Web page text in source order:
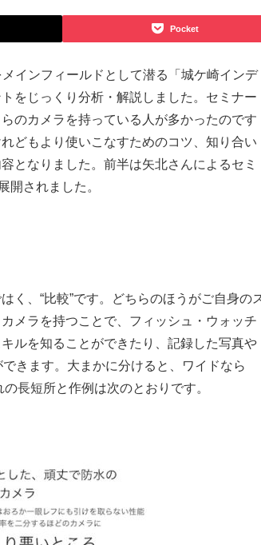
Pocket
インフィールドとして潜る「城ケ崎インデ
をじっくり分析・解説しました。セミナー
のカメラを持っている人が多かったのです
どもより使いこなすためのコツ、知り合い
となりました。前半は矢北さんによるセミ
開されました。
く、“比較”です。どちらのほうがご自身の
メラを持つことで、フィッシュ・ウォッチ
ルを知ることができたり、記録した写真や
きます。大まかに分けると、ワイドなら
長短所と作例は次のとおりです。